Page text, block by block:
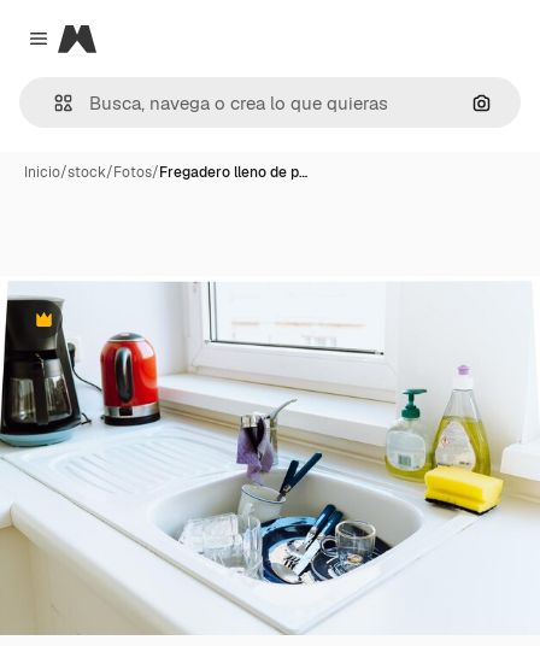
Close menu
Magnific
Inicio/stock/Fotos/Fregadero lleno de p…
Premium